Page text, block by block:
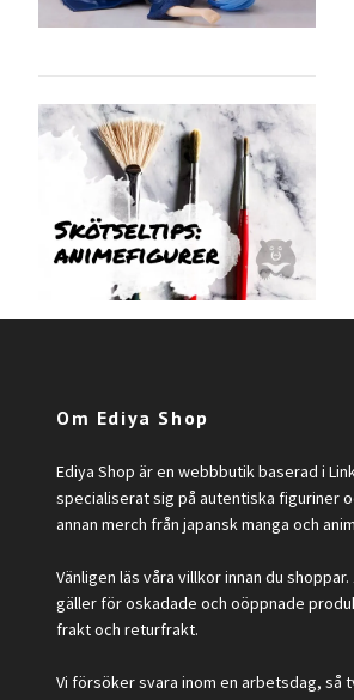
Om Ediya Shop
Ediya Shop är en webbbutik baserad i
specialiserat sig på autentiska figuriner
annan merch från japansk manga och
Vänligen läs våra villkor innan du
gäller för oskadade och oöppnade
frakt och returfrakt.
Vi försöker svara inom en arbetsdag, så